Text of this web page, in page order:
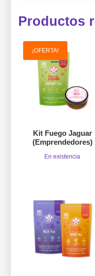
Productos
¡OFERTA!
Kit Fuego Jaguar
(Emprendedores)
En existencia